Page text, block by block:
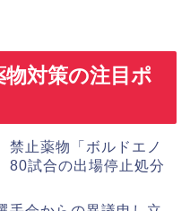
対策の注目ポ
禁止薬物「ボルドエノ
80試合の出場停止処分